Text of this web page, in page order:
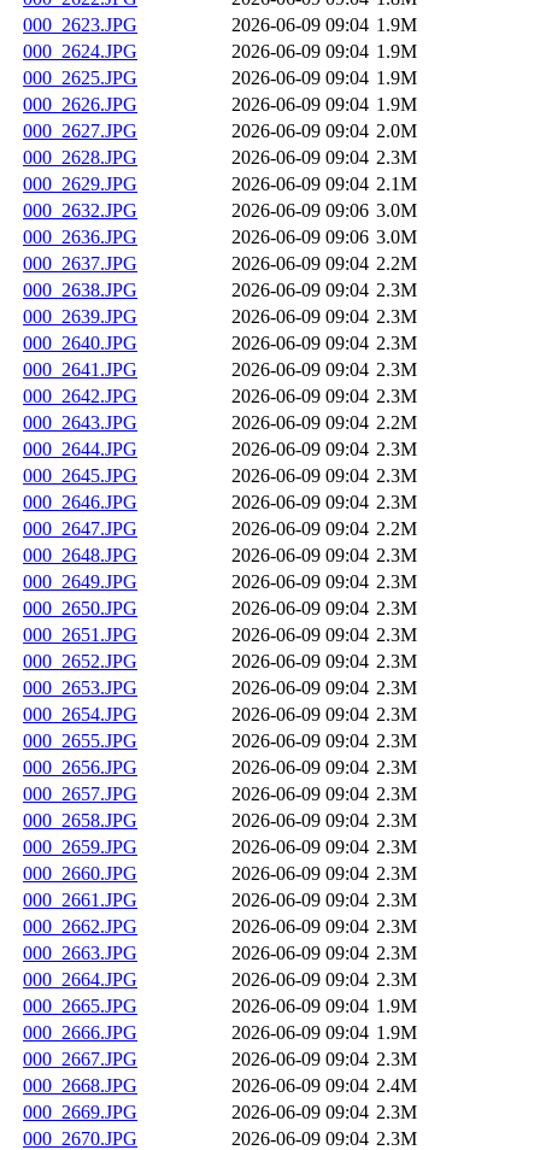
000_2623.JPG
2026-06-09 09:04 1.9M
000_2624.JPG
2026-06-09 09:04 1.9M
000_2625.JPG
2026-06-09 09:04 1.9M
000_2626.JPG
2026-06-09 09:04 1.9M
000_2627.JPG
2026-06-09 09:04 2.0M
000_2628.JPG
2026-06-09 09:04 2.3M
000_2629.JPG
2026-06-09 09:04 2.1M
000_2632.JPG
2026-06-09 09:06 3.0M
000_2636.JPG
2026-06-09 09:06 3.0M
000_2637.JPG
2026-06-09 09:04 2.2M
000_2638.JPG
2026-06-09 09:04 2.3M
000_2639.JPG
2026-06-09 09:04 2.3M
000_2640.JPG
2026-06-09 09:04 2.3M
000_2641.JPG
2026-06-09 09:04 2.3M
000_2642.JPG
2026-06-09 09:04 2.3M
000_2643.JPG
2026-06-09 09:04 2.2M
000_2644.JPG
2026-06-09 09:04 2.3M
000_2645.JPG
2026-06-09 09:04 2.3M
000_2646.JPG
2026-06-09 09:04 2.3M
000_2647.JPG
2026-06-09 09:04 2.2M
000_2648.JPG
2026-06-09 09:04 2.3M
000_2649.JPG
2026-06-09 09:04 2.3M
000_2650.JPG
2026-06-09 09:04 2.3M
000_2651.JPG
2026-06-09 09:04 2.3M
000_2652.JPG
2026-06-09 09:04 2.3M
000_2653.JPG
2026-06-09 09:04 2.3M
000_2654.JPG
2026-06-09 09:04 2.3M
000_2655.JPG
2026-06-09 09:04 2.3M
000_2656.JPG
2026-06-09 09:04 2.3M
000_2657.JPG
2026-06-09 09:04 2.3M
000_2658.JPG
2026-06-09 09:04 2.3M
000_2659.JPG
2026-06-09 09:04 2.3M
000_2660.JPG
2026-06-09 09:04 2.3M
000_2661.JPG
2026-06-09 09:04 2.3M
000_2662.JPG
2026-06-09 09:04 2.3M
000_2663.JPG
2026-06-09 09:04 2.3M
000_2664.JPG
2026-06-09 09:04 2.3M
000_2665.JPG
2026-06-09 09:04 1.9M
000_2666.JPG
2026-06-09 09:04 1.9M
000_2667.JPG
2026-06-09 09:04 2.3M
000_2668.JPG
2026-06-09 09:04 2.4M
000_2669.JPG
2026-06-09 09:04 2.3M
000_2670.JPG
2026-06-09 09:04 2.3M